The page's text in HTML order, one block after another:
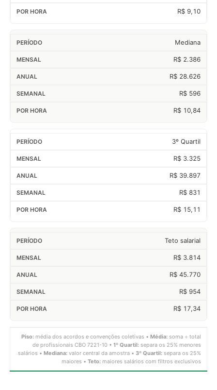
R$ 9,10
Mediana
R$ 2.386
R$ 28.626
R$ 596
R$ 10,84
3º Quartil
R$ 3.325
R$ 39.897
R$ 831
R$ 15,11
Teto salarial
R$ 3.814
R$ 45.770
R$ 954
R$ 17,34
Piso: média dos acordos e convenções coletivas • Média: soma ÷ total
de profissionais CBO 7221-10 • 1º Quartil: separa os 25% menores
salários • Mediana: valor central da amostra • 3º Quartil: separa os 25%
maiores • Teto: maiores salários com filtros exclusivos